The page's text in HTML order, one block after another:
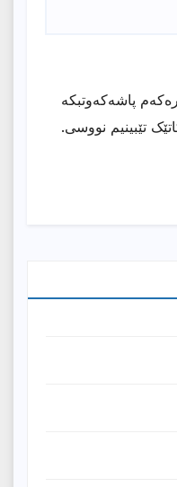
پاشەکەوتبکە
تێبینیم نووسی.